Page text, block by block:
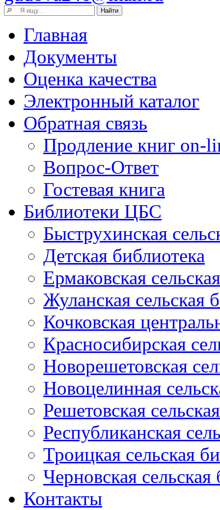
Главная
Документы
Оценка качества
Электронный каталог
Обратная связь
Продление книг on-
Вопрос-Ответ
Гостевая книга
Библиотеки ЦБС
Быструхинская
Детская библиотека
Ермаковская
Жуланская сельская
Кочковская
Красносибирская
Новорешетовская
Новоцелинная
Решетовская
Республиканская
Троицкая сельская
Черновская сельская
Контакты